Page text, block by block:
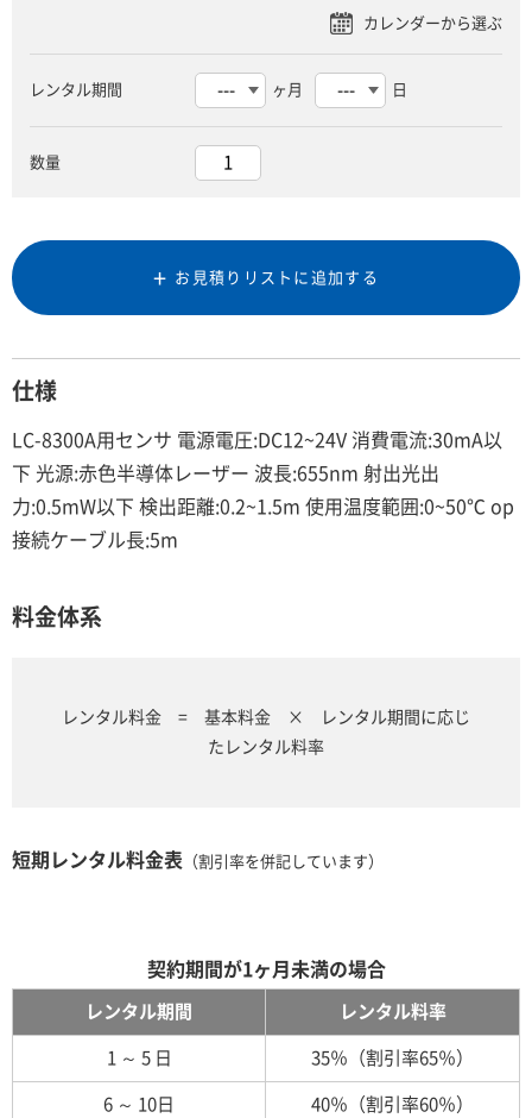
レンタル期間 ヶ月 日
数量
お見積りリストに追加する
仕様
LC-8300A用センサ 電源電圧:DC12~24V 消費電流:30mA以
下 光源:赤色半導体レーザー 波長:655nm 射出光出
力:0.5mW以下 検出距離:0.2~1.5m 使用温度範囲:0~50℃ op
接続ケーブル長:5m
料金体系
レンタル料金 = 基本料金 × レンタル期間に応じ
たレンタル料率
短期レンタル料金表 （割引率を併記しています）
契約期間が1ヶ月未満の場合
レンタル期間 レンタル料率
1 ～ 5 日 35％（割引率65％）
6 ～ 10日 40％（割引率60％）